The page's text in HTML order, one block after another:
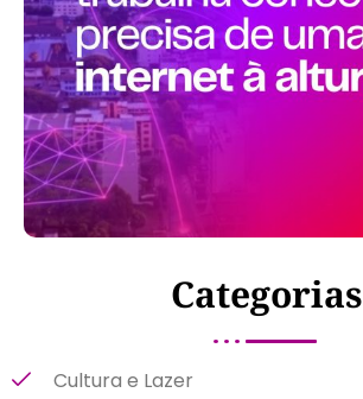
Categorias
Cultura e Lazer